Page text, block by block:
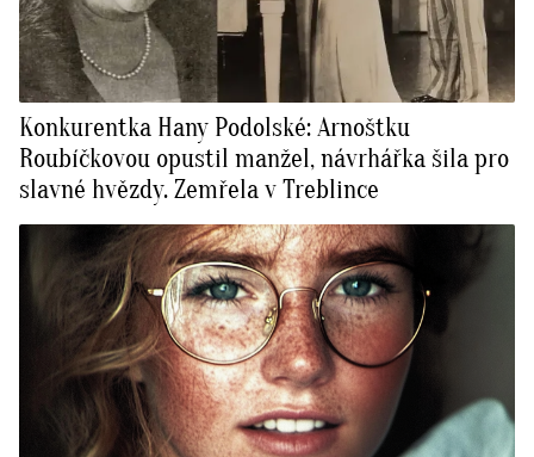
Konkurentka Hany Podolské: Arnoštku
Roubíčkovou opustil manžel, návrhářka šila pro
slavné hvězdy. Zemřela v Treblince